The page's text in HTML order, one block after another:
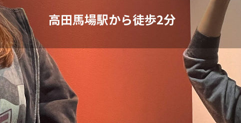
高田馬場駅から徒歩2分